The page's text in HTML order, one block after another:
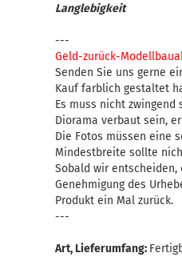
Langlebigkeit
---
Geld-zurück-
Senden Sie uns gerne
Kauf farblich gestaltet
Es muss nicht
Diorama verbaut sein,
Die Fotos müssen eine
Mindestbreite sollte
Sobald wir
Genehmigung des
Produkt ein Mal zurück.
---
Art, Lieferumfang: